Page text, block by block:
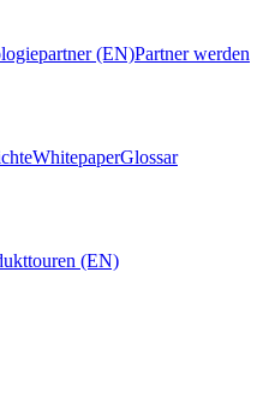
(EN)Partner werden
WhitepaperGlossar
(EN)